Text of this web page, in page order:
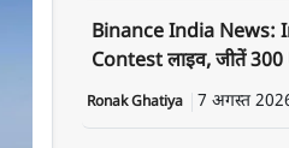
Binance India News:
Contest लाइव, जीतें 300
Ronak Ghatiya 7 अगस्त